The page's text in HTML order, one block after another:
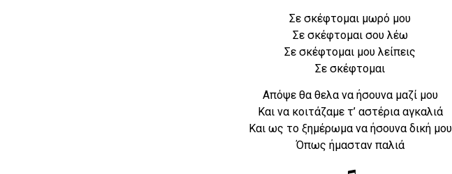
Σε σκέφτομαι μωρό μου
Σε σκέφτομαι σου λέω
Σε σκέφτομαι μου λείπεις
Σε σκέφτομαι
Απόψε θα θελα να ήσουνα μαζί μου
Και να κοιτάζαμε τ’ αστέρια αγκαλιά
Και ως το ξημέρωμα να ήσουνα δική μου
Όπως ήμασταν παλιά